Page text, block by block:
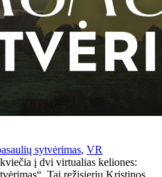
sytvėrimas, VR
į dvi virtualias keliones:
Tai režisierių Kristinos